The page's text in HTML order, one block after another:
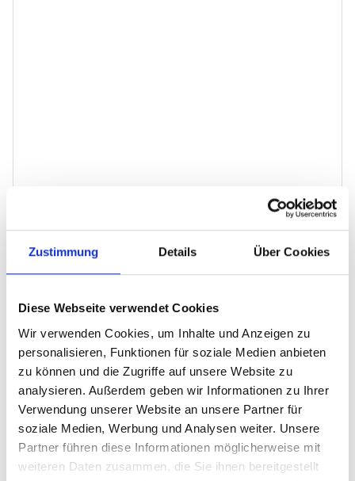
Zustimmung Details Über Cookies
Diese Webseite verwendet Cookies
Wir verwenden Cookies, um Inhalte und Anzeigen zu
personalisieren, Funktionen für soziale Medien anbieten
zu können und die Zugriffe auf unsere Website zu
analysieren. Außerdem geben wir Informationen zu Ihrer
Verwendung unserer Website an unsere Partner für
soziale Medien, Werbung und Analysen weiter. Unsere
Partner führen diese Informationen möglicherweise mit
weiteren Daten zusammen, die Sie ihnen bereitgestellt
Handmade Vase
€25.00
- +
Add to bag
The product description should talk about the product in a